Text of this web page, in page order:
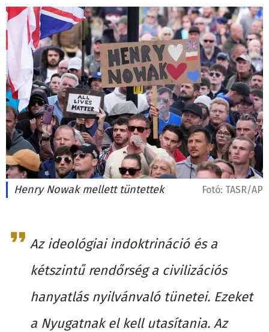
Henry Nowak mellett tüntettek Fotó: TASR/AP
Az ideológiai indoktrináció és a
kétszintű rendőrség a civilizációs
hanyatlás nyilvánvaló tünetei. Ezeket
a Nyugatnak el kell utasítania. Az